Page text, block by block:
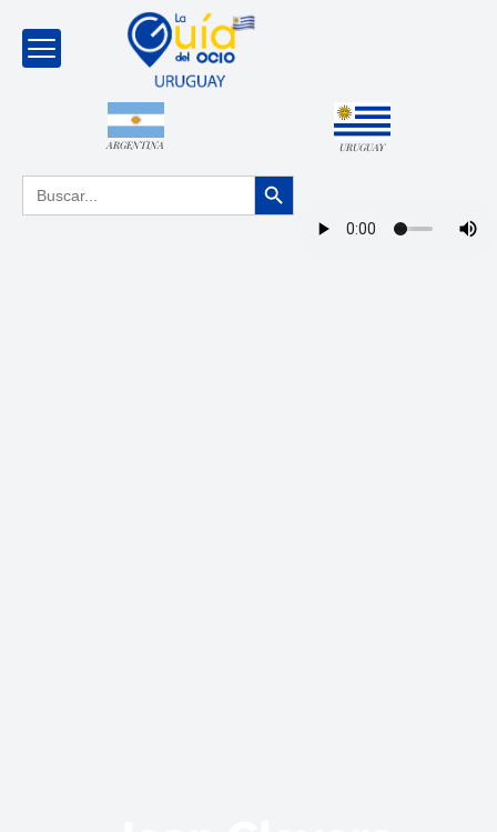
ARGENTINA URUGUAY
Buscar: Botón de búsqueda